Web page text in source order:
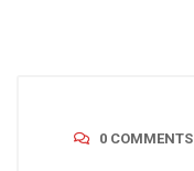
0 COMMENTS